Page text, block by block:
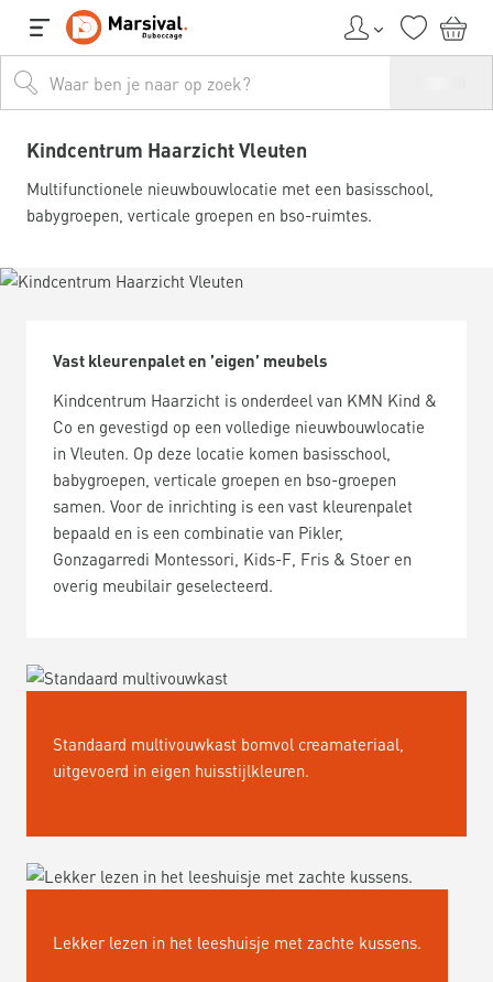
Kindcentrum Haarzicht Vleuten
Multifunctionele nieuwbouwlocatie met een basisschool,
babygroepen, verticale groepen en bso-ruimtes.
Vast kleurenpalet en ’eigen’ meubels
Kindcentrum Haarzicht is onderdeel van KMN Kind &
Co en gevestigd op een volledige nieuwbouwlocatie
in Vleuten. Op deze locatie komen basisschool,
babygroepen, verticale groepen en bso-groepen
samen. Voor de inrichting is een vast kleurenpalet
bepaald en is een combinatie van Pikler,
Gonzagarredi Montessori, Kids-F, Fris & Stoer en
overig meubilair geselecteerd.
Standaard multivouwkast bomvol creamateriaal,
uitgevoerd in eigen huisstijlkleuren.
Lekker lezen in het leeshuisje met zachte kussens.